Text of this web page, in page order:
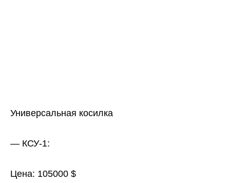
Универсальная косилка
— КСУ-1:
Цена: 105000 $